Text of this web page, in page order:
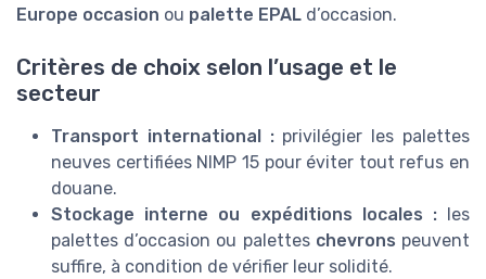
Europe occasion ou palette EPAL d’occasion.
Critères de choix selon l’usage et le
secteur
Transport international :privilégier les palettes
neuves certifiées NIMP 15 pour éviter tout refus en
douane.
Stockage interne ou expéditions locales :les
palettes d’occasion ou palettes chevrons peuvent
suffire, à condition de vérifier leur solidité.